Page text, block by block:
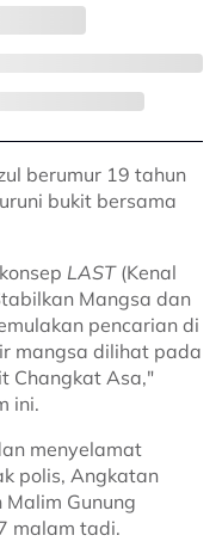
berumur 19 tahun
bukit bersama
LAST(Kenal
Mangsa dan
pencarian di
mangsa dilihat pada
Changkat Asa,"
ini.
menyelamat
polis, Angkatan
Gunung
malam tadi.